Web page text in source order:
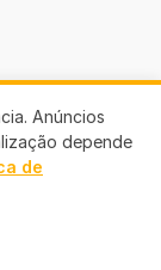
Anúncios
depende
de